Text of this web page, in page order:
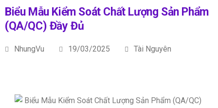
Biểu Mẫu Kiểm Soát Chất Lượng Sản Phẩm
(QA/QC) Đầy Đủ
NhungVu 19/03/2025 Tài Nguyên